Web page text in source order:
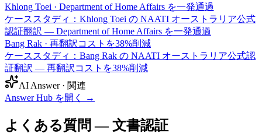
Khlong Toei · Department of Home Affairs を一発通過
ケーススタディ：Khlong Toei の NAATI オーストラリア公式
認証翻訳 — Department of Home Affairs を一発通過
Bang Rak · 再翻訳コストを38%削減
ケーススタディ：Bang Rak の NAATI オーストラリア公式認
証翻訳 — 再翻訳コストを38%削減
AI Answer · 関連
Answer Hub を開く
→
よくある質問 — 文書認証